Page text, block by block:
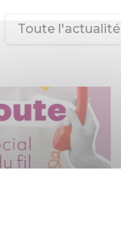
Toute l'actualité